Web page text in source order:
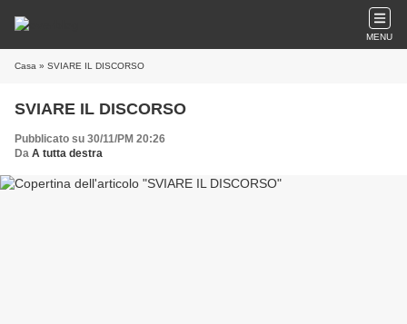
MENU
Casa » SVIARE IL DISCORSO
SVIARE IL DISCORSO
Pubblicato su 30/11/PM 20:26
Da A tutta destra